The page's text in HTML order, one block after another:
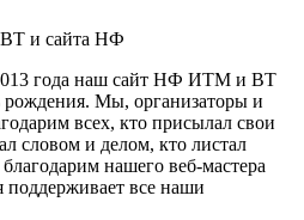
и сайта НФ
года наш сайт НФ ИТМ и ВТ
Мы, организаторы и
всех, кто присылал свои
словом и делом, кто листал
нашего веб-мастера
поддерживает все наши